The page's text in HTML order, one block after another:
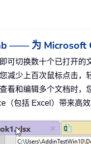
—— 为 Microsoft
可切换数十个已打开的
减少上百次鼠标点击，
看和编辑多个文档时，
（包括 Excel）带来高